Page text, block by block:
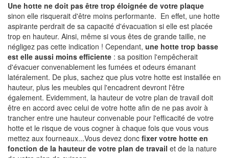
Une hotte ne doit pas être trop éloignée de votre plaque
sinon elle risquerait d'être moins performante. En effet, une hotte
aspirante perdrait de sa capacité d'évacuation si elle est placée
trop en hauteur. Ainsi, même si vous êtes de grande taille, ne
négligez pas cette indication ! Cependant, une hotte trop basse
est elle aussi moins efficiente : sa position l'empêcherait
d'évacuer convenablement les fumées et odeurs émanant
latéralement. De plus, sachez que plus votre hotte est installée en
hauteur, plus les meubles qui l'encadrent devront l'être
également. Evidemment, la hauteur de votre plan de travail doit
être en accord avec celui de votre hotte afin de ne pas avoir à
trancher entre une hauteur convenable pour l'efficacité de votre
hotte et le risque de vous cogner à chaque fois que vous vous
mettez aux fourneaux...Vous devez donc fixer votre hotte en
fonction de la hauteur de votre plan de travail et de la nature